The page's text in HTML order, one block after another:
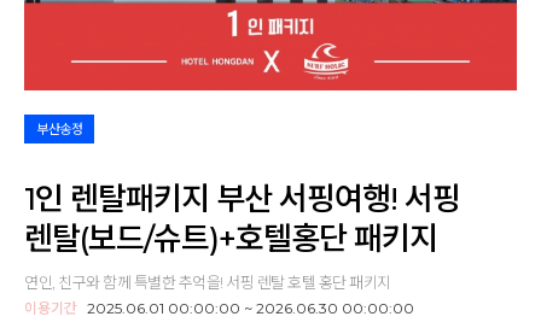
부산송정
1인 렌탈패키지 부산 서핑여행! 서핑
렌탈(보드/슈트)+호텔홍단 패키지
연인, 친구와 함께 특별한 추억을! 서핑 렌탈 호텔 홍단 패키지
이용기간 2025.06.01 00:00:00 ~ 2026.06.30 00:00:00